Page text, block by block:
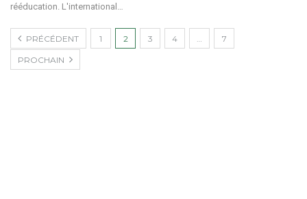
rééducation. L'international
PRÉCÉDENT 1 2 3 4 7
PROCHAIN